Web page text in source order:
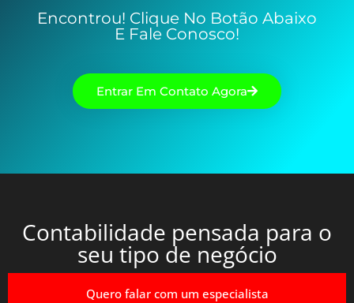
Encontrou! Clique No Botão Abaixo
E Fale Conosco!
Entrar Em Contato Agora
Contabilidade pensada para o
seu tipo de negócio
Quero falar com um especialista